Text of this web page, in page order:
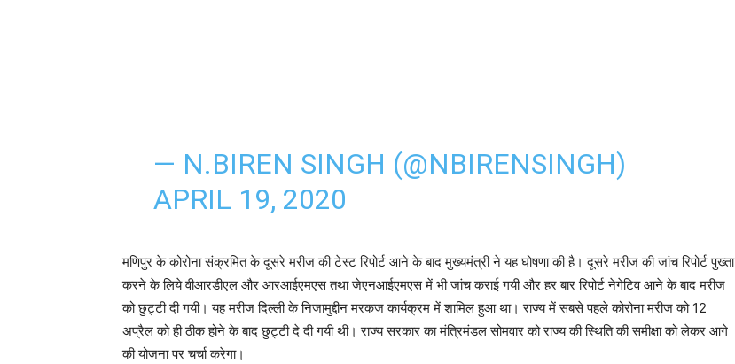
— N.BIREN SINGH (@NBIRENSINGH)
APRIL 19, 2020
मणिपुर के कोरोना संक्रमित के दूसरे मरीज की टेस्ट रिपोर्ट आने के बाद मुख्यमंत्री ने यह घोषणा की है। दूसरे मरीज की जांच रिपोर्ट पुख्ता
करने के लिये वीआरडीएल और आरआईएमएस तथा जेएनआईएमएस में भी जांच कराई गयी और हर बार रिपोर्ट नेगेटिव आने के बाद मरीज
को छुट्टी दी गयी। यह मरीज दिल्ली के निजामुद्दीन मरकज कार्यक्रम में शामिल हुआ था। राज्य में सबसे पहले कोरोना मरीज को 12
अप्रैल को ही ठीक होने के बाद छुट्टी दे दी गयी थी। राज्य सरकार का मंत्रिमंडल सोमवार को राज्य की स्थिति की समीक्षा को लेकर आगे
की योजना पर चर्चा करेगा।